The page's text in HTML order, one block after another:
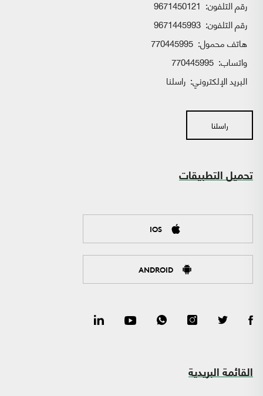
رقم التلفون: 9671450121
رقم التلفون: 9671445993
هاتف محمول: 770445995
واتساب:
البريد الإلكتروني: راسلنا
راسلنا
تحميل التطبيقات
IOS
ANDROID
القائمة البريدية